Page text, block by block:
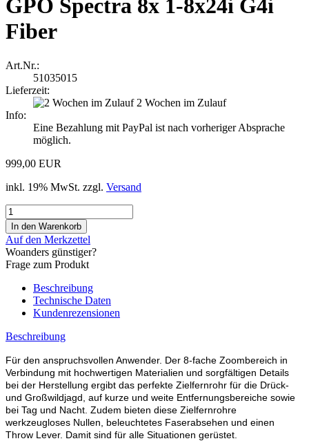
GPO Spectra 8x 1-8x24i G4i
Fiber
Art.Nr.:
51035015
Lieferzeit:
2 Wochen im Zulauf
Info:
Eine Bezahlung mit PayPal ist nach vorheriger Absprache
möglich.
999,00 EUR
inkl. 19% MwSt. zzgl. Versand
Auf den Merkzettel
Woanders günstiger?
Frage zum Produkt
Beschreibung
Technische Daten
Kundenrezensionen
Beschreibung
Für den anspruchsvollen Anwender. Der 8-fache Zoombereich in
Verbindung mit hochwertigen Materialien und sorgfältigen Details
bei der Herstellung ergibt das perfekte Zielfernrohr für die Drück-
und Großwildjagd, auf kurze und weite Entfernungsbereiche sowie
bei Tag und Nacht. Zudem bieten diese Zielfernrohre
werkzeugloses Nullen, beleuchtetes Faserabsehen und einen
Throw Lever. Damit sind für alle Situationen gerüstet.